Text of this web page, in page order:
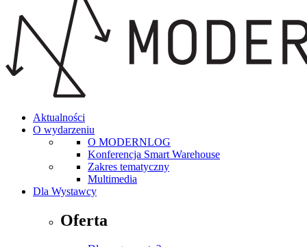
Aktualności
O wydarzeniu
O MODERNLOG
Konferencja Smart Warehouse
Zakres tematyczny
Multimedia
Dla Wystawcy
Oferta